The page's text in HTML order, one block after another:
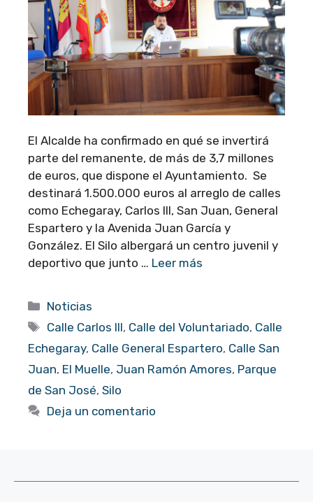
El Alcalde ha confirmado en qué se invertirá
parte del remanente, de más de 3,7 millones
de euros, que dispone el Ayuntamiento. Se
destinará 1.500.000 euros al arreglo de calles
como Echegaray, Carlos III, San Juan, General
Espartero y la Avenida Juan García y
González. El Silo albergará un centro juvenil y
deportivo que junto … Leer más
Categorías
Noticias
Etiquetas
Calle Carlos III, Calle del Voluntariado, Calle
Echegaray, Calle General Espartero, Calle San
Juan, El Muelle, Juan Ramón Amores, Parque
de San José, Silo
Deja un comentario